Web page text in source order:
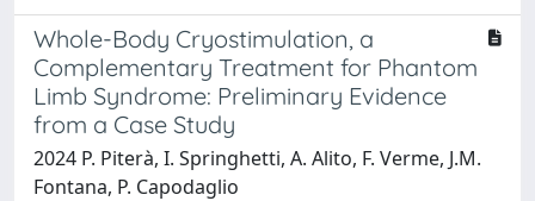
Whole-Body Cryostimulation, a
Complementary Treatment for Phantom
Limb Syndrome: Preliminary Evidence
from a Case Study
2024 P. Piterà, I. Springhetti, A. Alito, F. Verme, J.M.
Fontana, P. Capodaglio